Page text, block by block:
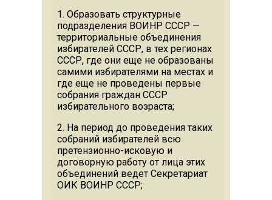
1. Образовать структурные
подразделения ВОИНР СССР —
территориальные объединения
избирателей СССР, в тех регионах
СССР, где они еще не образованы
самими избирателями на местах и
где еще не проведены первые
собрания граждан СССР
избирательного возраста;
2. На период до проведения таких
собраний избирателей всю
претензионно-исковую и
договорную работу от лица этих
объединений ведет Секретариат
ОИК ВОИНР СССР;